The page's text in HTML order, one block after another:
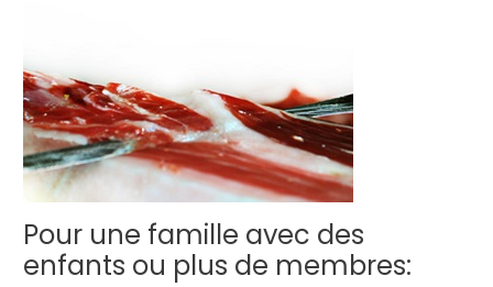
Pour une famille avec des
enfants ou plus de membres: